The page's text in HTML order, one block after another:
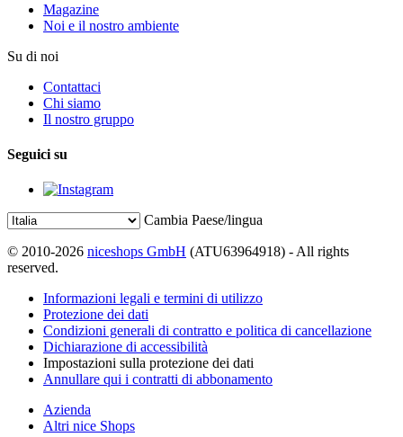
Magazine
Noi e il nostro ambiente
Su di noi
Contattaci
Chi siamo
Il nostro gruppo
Seguici su
Cambia Paese/lingua
© 2010-2026 niceshops GmbH (ATU63964918) - All rights
reserved.
Informazioni legali e termini di utilizzo
Protezione dei dati
Condizioni generali di contratto e politica di cancellazione
Dichiarazione di accessibilità
Impostazioni sulla protezione dei dati
Annullare qui i contratti di abbonamento
Azienda
Altri nice Shops